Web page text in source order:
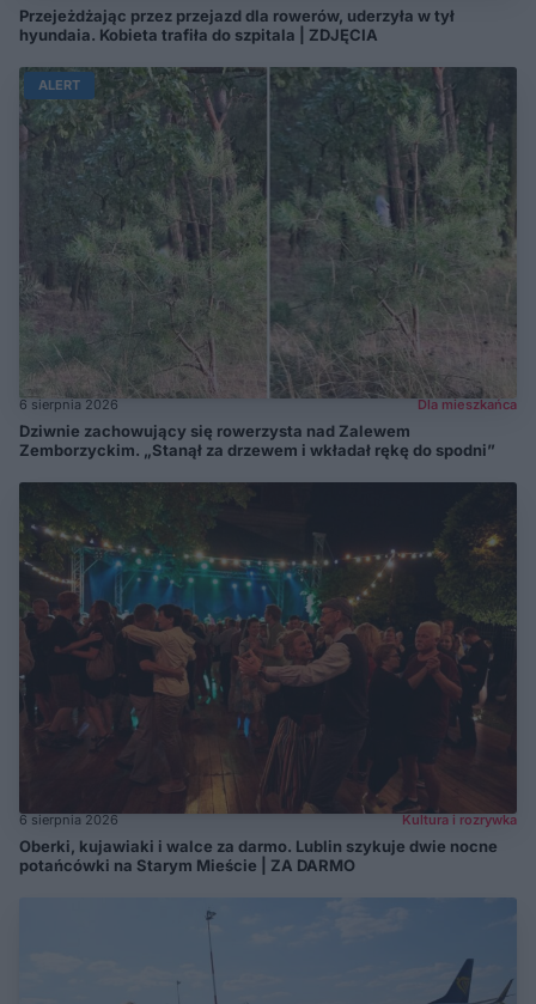
Przejeżdżając przez przejazd dla rowerów, uderzyła w tył
hyundaia. Kobieta trafiła do szpitala | ZDJĘCIA
ALERT
6 sierpnia 2026 Dla mieszkańca
Dziwnie zachowujący się rowerzysta nad Zalewem
Zemborzyckim. „Stanął za drzewem i wkładał rękę do spodni”
6 sierpnia 2026 Kultura i rozrywka
Oberki, kujawiaki i walce za darmo. Lublin szykuje dwie nocne
potańcówki na Starym Mieście | ZA DARMO